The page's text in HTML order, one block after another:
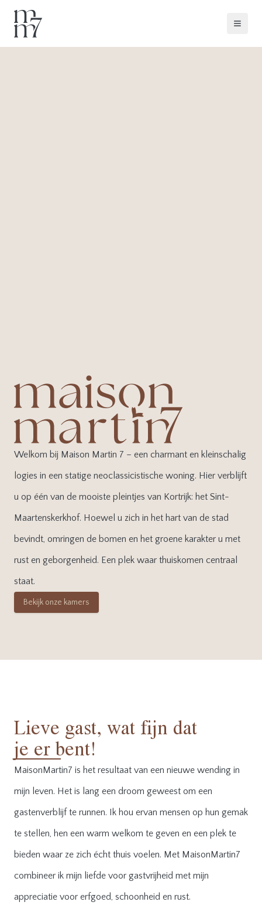
Welkom bij Maison Martin 7 – een charmant en kleinschalig
logies in een statige neoclassicistische woning. Hier verblijft
u op één van de mooiste pleintjes van Kortrijk: het Sint-
Maartenskerkhof. Hoewel u zich in het hart van de stad
bevindt, omringen de bomen en het groene karakter u met
rust en geborgenheid. Een plek waar thuiskomen centraal
staat.
Bekijk onze kamers
Lieve gast, wat fijn dat
je er bent!
MaisonMartin7 is het resultaat van een nieuwe wending in
mijn leven. Het is lang een droom geweest om een
gastenverblijf te runnen. Ik hou ervan mensen op hun gemak
te stellen, hen een warm welkom te geven en een plek te
bieden waar ze zich écht thuis voelen. Met MaisonMartin7
combineer ik mijn liefde voor gastvrijheid met mijn
appreciatie voor erfgoed, schoonheid en rust.